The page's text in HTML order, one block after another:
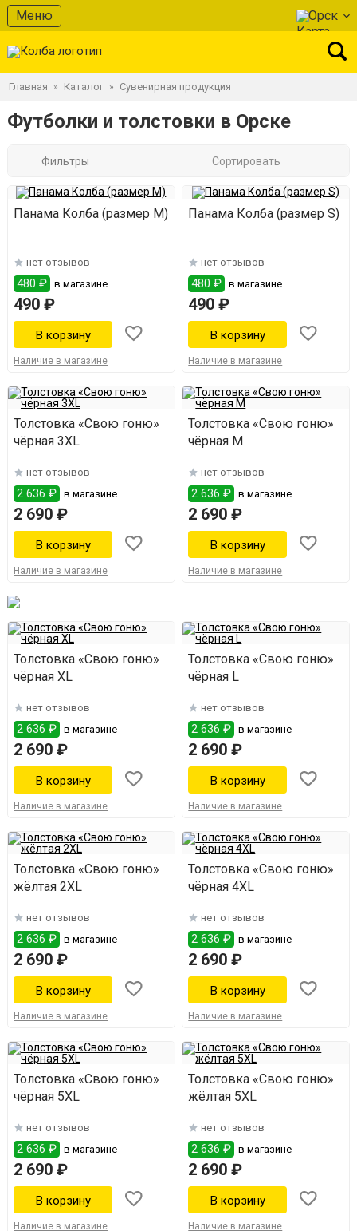
Меню Орск
Главная » Каталог » Сувенирная продукция
Футболки и толстовки в Орске
Фильтры Сортировать
Панама Колба (размер M)
нет отзывов
480 ₽ в магазине
490 ₽
Наличие в магазине
Панама Колба (размер S)
нет отзывов
480 ₽ в магазине
490 ₽
Наличие в магазине
Толстовка «Свою гоню»
чёрная 3XL
нет отзывов
2 636 ₽ в магазине
2 690 ₽
Наличие в магазине
Толстовка «Свою гоню»
чёрная M
нет отзывов
2 636 ₽ в магазине
2 690 ₽
Наличие в магазине
Толстовка «Свою гоню»
чёрная XL
нет отзывов
2 636 ₽ в магазине
2 690 ₽
Наличие в магазине
Толстовка «Свою гоню»
чёрная L
нет отзывов
2 636 ₽ в магазине
2 690 ₽
Наличие в магазине
Толстовка «Свою гоню»
жёлтая 2XL
нет отзывов
2 636 ₽ в магазине
2 690 ₽
Наличие в магазине
Толстовка «Свою гоню»
чёрная 4XL
нет отзывов
2 636 ₽ в магазине
2 690 ₽
Наличие в магазине
Толстовка «Свою гоню»
чёрная 5XL
нет отзывов
2 636 ₽ в магазине
2 690 ₽
Наличие в магазине
Толстовка «Свою гоню»
жёлтая 5XL
нет отзывов
2 636 ₽ в магазине
2 690 ₽
Наличие в магазине